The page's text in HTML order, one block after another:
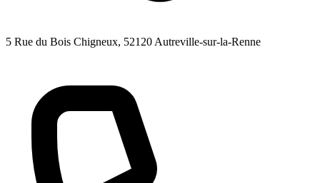
5 Rue du Bois Chigneux, 52120 Autreville-sur-la-Renne